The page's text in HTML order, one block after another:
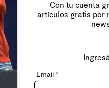
Con tu cuenta
artículos gratis por
Email *